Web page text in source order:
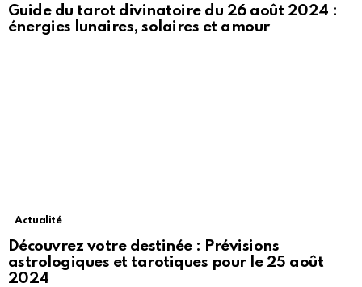
Guide du tarot divinatoire du 26 août 2024 :
énergies lunaires, solaires et amour
Actualité
Découvrez votre destinée : Prévisions
astrologiques et tarotiques pour le 25 août
2024